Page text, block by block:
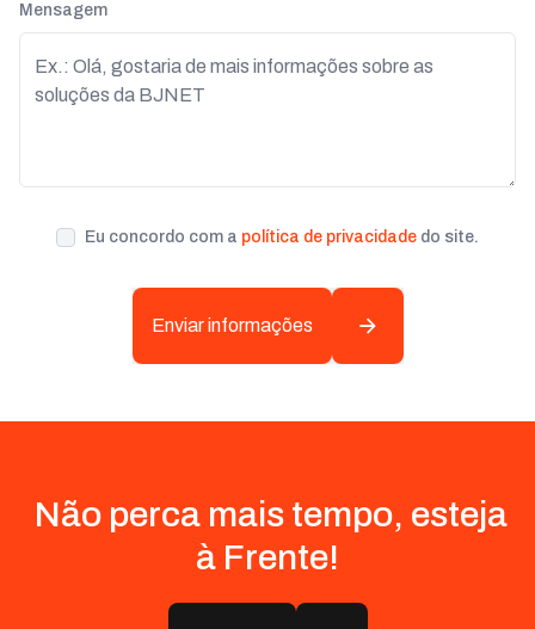
Mensagem
Eu concordo com a política de privacidade do site.
Enviar informações
Não perca mais tempo, esteja
à Frente!